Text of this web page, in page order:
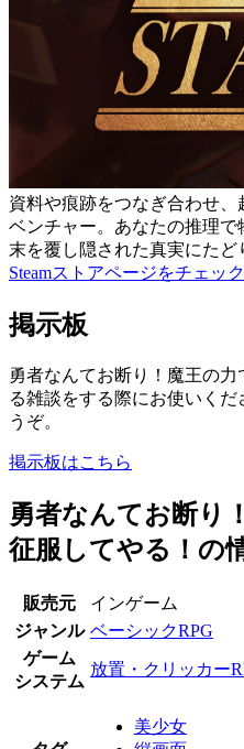
資料や痕跡をつなぎ合わせ
ベンチャー。あなたの推理
末を覆し隠された真実にたど
Steamストアページをチェック
掲示板
勇者なんてお断り！魔王の
る雑談をする際にお使いく
うぞ。
掲示板はこちら
勇者なんてお断り
征服してやる！の
販売元
インゲーム
ジャンル ベーシックRPG
ゲーム
システム
放置・クリッカー
美少女